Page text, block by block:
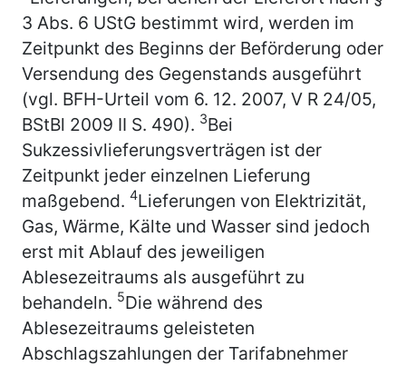
3 Abs. 6 UStG bestimmt wird, werden im
Zeitpunkt des Beginns der Beförderung oder
Versendung des Gegenstands ausgeführt
(vgl. BFH-Urteil vom 6. 12. 2007, V R 24/05,
BStBl 2009 II S. 490). 3Bei
Sukzessivlieferungsverträgen ist der
Zeitpunkt jeder einzelnen Lieferung
maßgebend. 4Lieferungen von Elektrizität,
Gas, Wärme, Kälte und Wasser sind jedoch
erst mit Ablauf des jeweiligen
Ablesezeitraums als ausgeführt zu
behandeln. 5Die während des
Ablesezeitraums geleisteten
Abschlagszahlungen der Tarifabnehmer